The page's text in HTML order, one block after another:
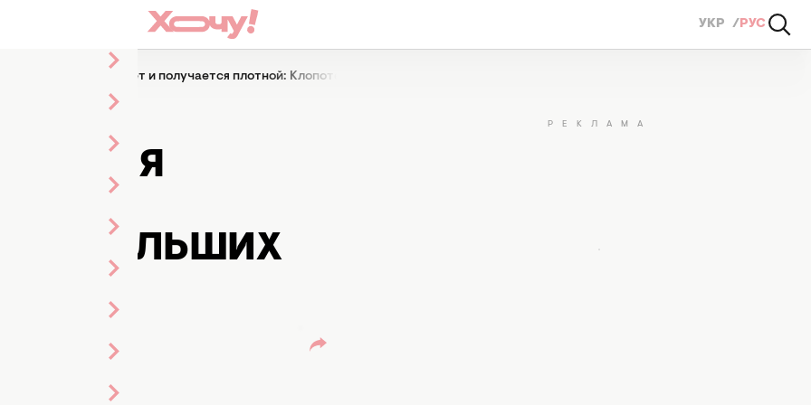
УКР РУС
падает, пригорает и получается плотной: Клопотенко рассказал о самых больших ошибках (ВИДЕО)
БОЛЬШИХ